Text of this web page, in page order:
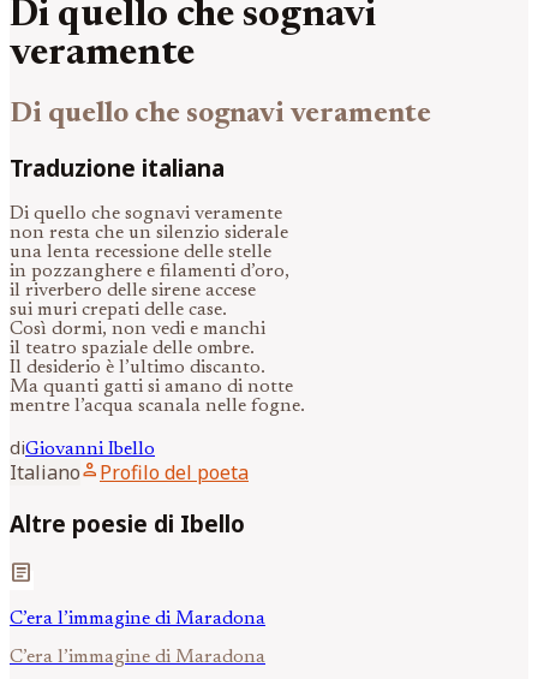
Di quello che sognavi
veramente
Di quello che sognavi veramente
Traduzione italiana
Di quello che sognavi veramente
non resta che un silenzio siderale
una lenta recessione delle stelle
in pozzanghere e filamenti d’oro,
il riverbero delle sirene accese
sui muri crepati delle case.
Così dormi, non vedi e manchi
il teatro spaziale delle ombre.
Il desiderio è l’ultimo discanto.
Ma quanti gatti si amano di notte
mentre l’acqua scanala nelle fogne.
diGiovanni Ibello
Italianoperson Profilo del poeta
Altre poesie di Ibello
article
C’era l’immagine di Maradona
C’era l’immagine di Maradona